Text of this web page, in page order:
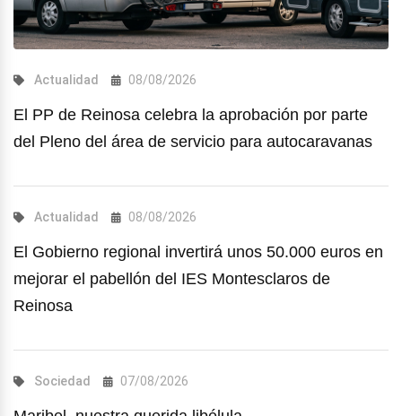
Actualidad 08/08/2026
El PP de Reinosa celebra la aprobación por parte
del Pleno del área de servicio para autocaravanas
Actualidad 08/08/2026
El Gobierno regional invertirá unos 50.000 euros en
mejorar el pabellón del IES Montesclaros de
Reinosa
Sociedad 07/08/2026